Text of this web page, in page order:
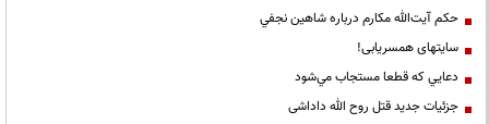
حكم آيت‌الله مكارم درباره شاهين نجفي
سایتهای همسریابی!
دعايي كه قطعا مستجاب مي‌شود
جزئیات جدید قتل روح الله داداشی